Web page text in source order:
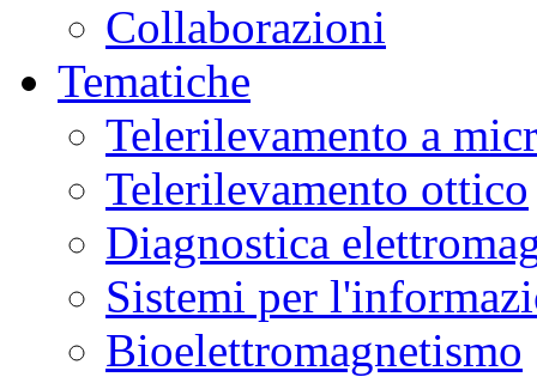
Collaborazioni
Tematiche
Telerilevamento a
Telerilevamento ottico
Diagnostica
Sistemi per
Bioelettromagnetismo